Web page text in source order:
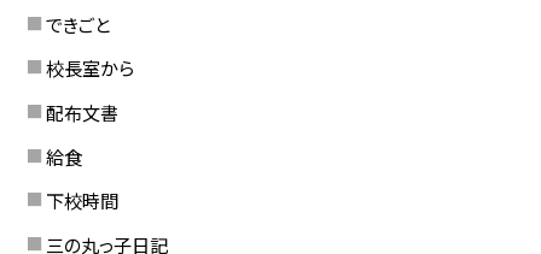
できごと
校長室から
配布文書
給食
下校時間
三の丸っ子日記